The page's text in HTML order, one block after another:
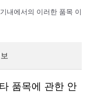
내에서의 이러한 품목 이
품목에 관한 안